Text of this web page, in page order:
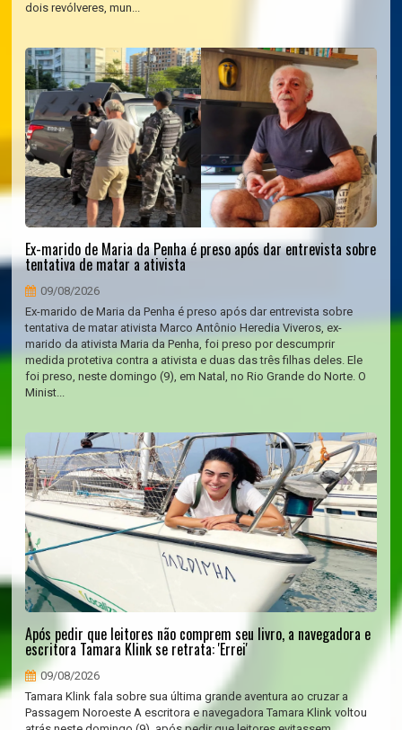
dois revólveres, mun...
Ex-marido de Maria da Penha é preso após dar entrevista sobre
tentativa de matar a ativista
09/08/2026
Ex-marido de Maria da Penha é preso após dar entrevista sobre
tentativa de matar ativista Marco Antônio Heredia Viveros, ex-
marido da ativista Maria da Penha, foi preso por descumprir
medida protetiva contra a ativista e duas das três filhas deles. Ele
foi preso, neste domingo (9), em Natal, no Rio Grande do Norte. O
Minist...
Após pedir que leitores não comprem seu livro, a navegadora e
escritora Tamara Klink se retrata: 'Errei'
09/08/2026
Tamara Klink fala sobre sua última grande aventura ao cruzar a
Passagem Noroeste A escritora e navegadora Tamara Klink voltou